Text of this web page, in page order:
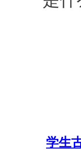
学生